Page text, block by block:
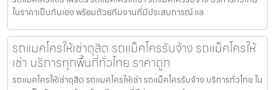
ในราคาเป็นกันเอง พร้อมด้วยทีมงานที่มีประสบการณ์ แล
รถแมคโครให้เช่าดุสิต รถแม็คโครรับจ้าง รถแม็คโครให้
เช่า บริการทุกพื้นที่ทั่วไทย ราคาถูก
รถแมคโครให้เช่าดุสิต รถแมคโครให้เช่า รถแม็คโครรับจ้าง บริการทั่วไทย ใน